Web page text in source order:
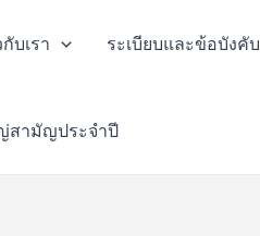
กับเรา ระเบียบและข้อบังคับ
สามัญประจำปี